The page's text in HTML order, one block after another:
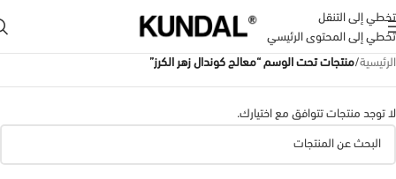
تخطي إلى التنقل
تخطي إلى المحتوى الرئيسي
الرئيسية/منتجات تحت الوسم “معالج كوندال زهر الكرز”
لا توجد منتجات تتوافق مع اختيارك.